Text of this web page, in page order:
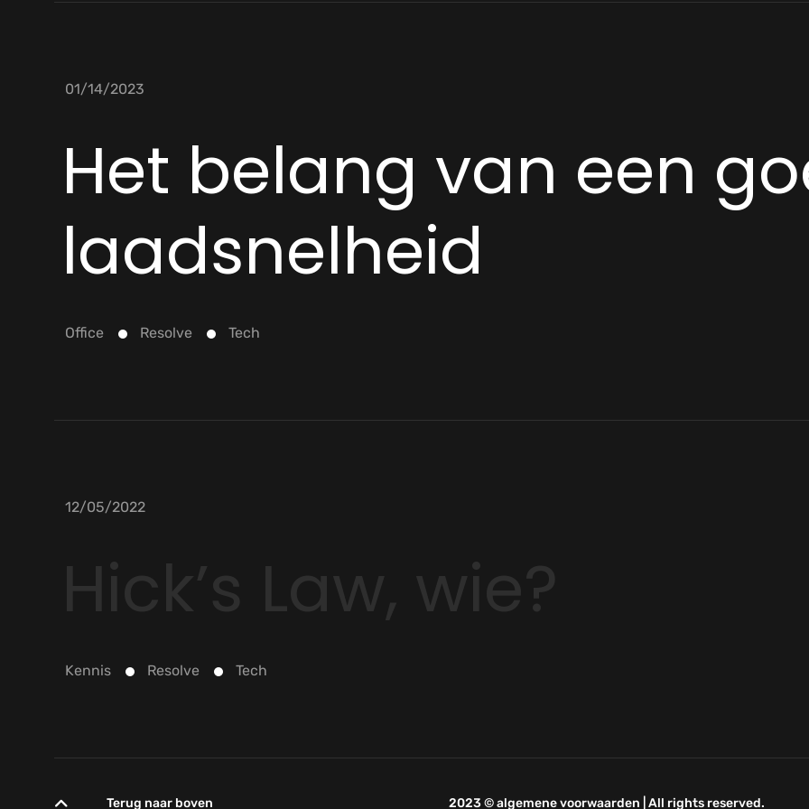
01/14/2023
Het belang van een
laadsnelheid
Office Resolve Tech
12/05/2022
Kennis Resolve Tech
Terug naar boven 2023 ©algemene voorwaarden | All rights reserved.